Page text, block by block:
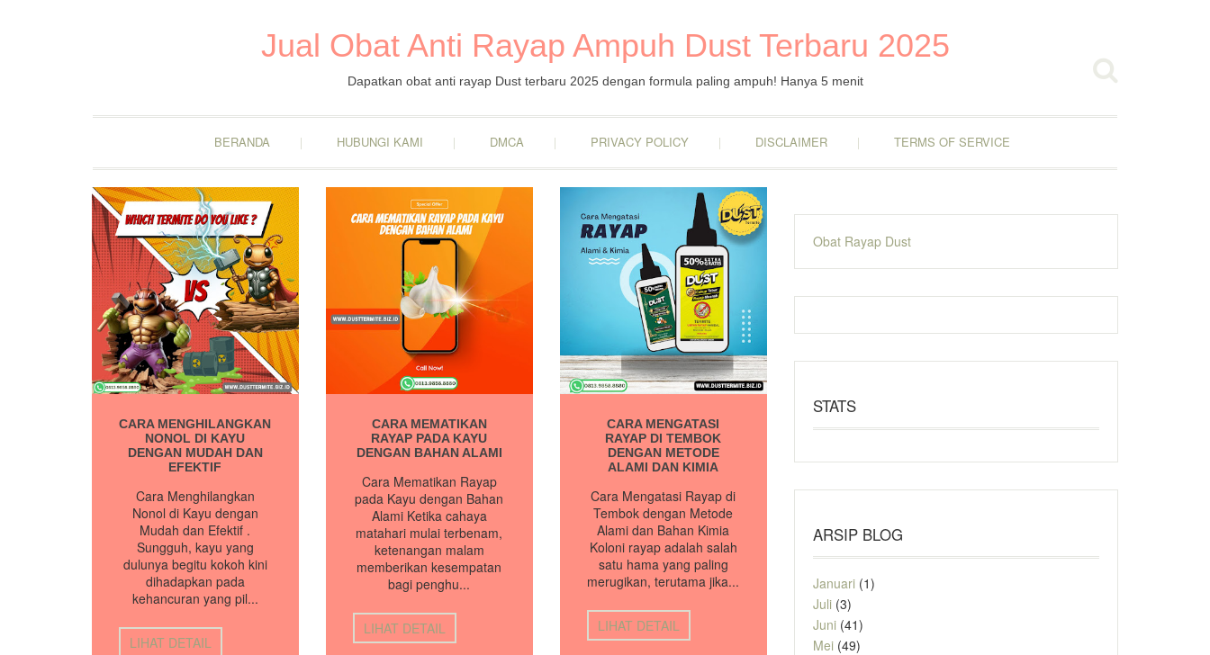
Jual Obat Anti Rayap Ampuh Dust Terbaru 2025
Dapatkan obat anti rayap Dust terbaru 2025 dengan formula paling ampuh! Hanya 5 menit
BERANDA HUBUNGI KAMI DMCA PRIVACY POLICY DISCLAIMER TERMS OF SERVICE
CARA MENGHILANGKAN
NONOL DI KAYU
DENGAN MUDAH DAN
EFEKTIF
Cara Menghilangkan
Nonol di Kayu dengan
Mudah dan Efektif .
Sungguh, kayu yang
dulunya begitu kokoh kini
dihadapkan pada
kehancuran yang pil...
LIHAT DETAIL
CARA MEMATIKAN
RAYAP PADA KAYU
DENGAN BAHAN ALAMI
Cara Mematikan Rayap
pada Kayu dengan Bahan
Alami Ketika cahaya
matahari mulai terbenam,
ketenangan malam
memberikan kesempatan
bagi penghu...
LIHAT DETAIL
CARA MENGATASI
RAYAP DI TEMBOK
DENGAN METODE
ALAMI DAN KIMIA
Cara Mengatasi Rayap di
Tembok dengan Metode
Alami dan Bahan Kimia
Koloni rayap adalah salah
satu hama yang paling
merugikan, terutama jika...
LIHAT DETAIL
Obat Rayap Dust
STATS
ARSIP BLOG
Januari (1)
Juli (3)
Juni (41)
Mei (49)